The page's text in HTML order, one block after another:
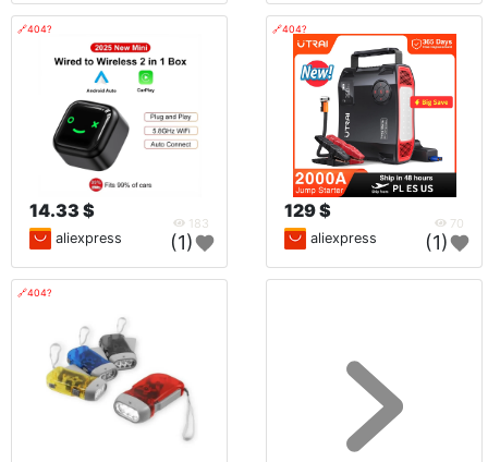
🔗404?
14.33 $
183
aliexpress (1)
🔗404?
129 $
70
aliexpress (1)
🔗404?